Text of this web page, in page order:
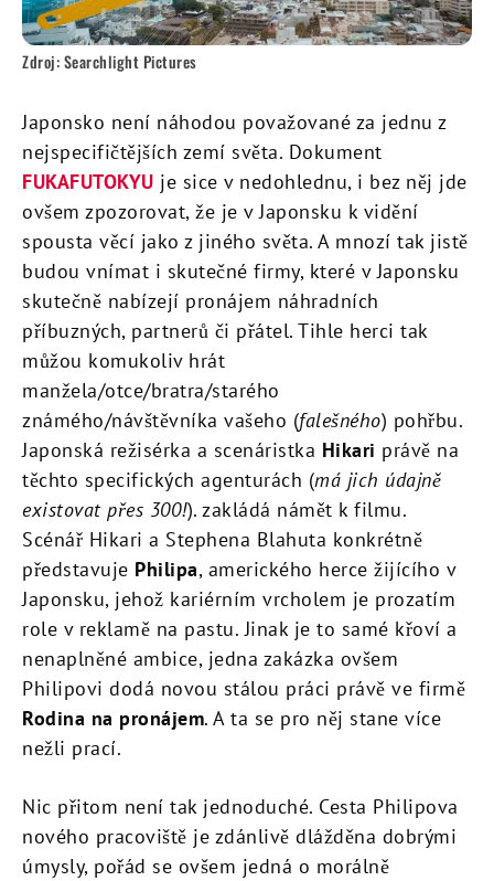
Zdroj: Searchlight Pictures
Japonsko není náhodou považované za jednu z
nejspecifičtějších zemí světa. Dokument
FUKAFUTOKYU je sice v nedohlednu, i bez něj jde
ovšem zpozorovat, že je v Japonsku k vidění
spousta věcí jako z jiného světa. A mnozí tak jistě
budou vnímat i skutečné firmy, které v Japonsku
skutečně nabízejí pronájem náhradních
příbuzných, partnerů či přátel. Tihle herci tak
můžou komukoliv hrát
manžela/otce/bratra/starého
známého/návštěvníka vašeho (falešného) pohřbu.
Japonská režisérka a scenáristka Hikari právě na
těchto specifických agenturách (má jich údajně
existovat přes 300!). zakládá námět k filmu.
Scénář Hikari a Stephena Blahuta konkrétně
představuje Philipa, amerického herce žijícího v
Japonsku, jehož kariérním vrcholem je prozatím
role v reklamě na pastu. Jinak je to samé křoví a
nenaplněné ambice, jedna zakázka ovšem
Philipovi dodá novou stálou práci právě ve firmě
Rodina na pronájem. A ta se pro něj stane více
nežli prací.
Nic přitom není tak jednoduché. Cesta Philipova
nového pracoviště je zdánlivě dlážděna dobrými
úmysly, pořád se ovšem jedná o morálně